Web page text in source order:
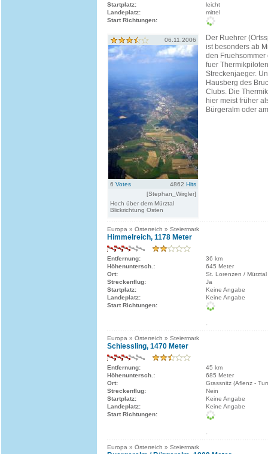
Startplatz:
leicht
Landeplatz:
mittel
Start Richtungen:
06.11.2006
6 Votes 4862 Hits
[Stephan_Wirgler]
Hoch über dem Mürztal
Blickrichtung Osten
Der Ruehrer
ist besonders ab
den
fuer
Streckenjaeger.
Hausberg des
Clubs. Die
hier meist früher
Bürgeralm oder
Europa » Österreich » Steiermark
Himmelreich, 1178 Meter
Entfernung:
36 km
Höhenuntersch.:
645 Meter
Ort:
St. Lorenzen / Mürztal
Streckenflug:
Ja
Startplatz:
Keine Angabe
Landeplatz:
Keine Angabe
Start Richtungen:
.
Europa » Österreich » Steiermark
Schiessling, 1470 Meter
Entfernung:
45 km
Höhenuntersch.:
685 Meter
Ort:
Grassnitz (Aflenz -
Streckenflug:
Nein
Startplatz:
Keine Angabe
Landeplatz:
Keine Angabe
Start Richtungen:
.
Europa » Österreich » Steiermark